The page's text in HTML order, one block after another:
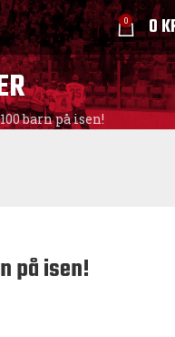
0 0
barn på isen!
på isen!